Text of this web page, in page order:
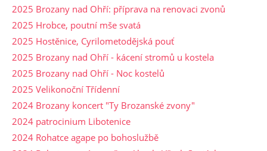
2025 Brozany nad Ohří: příprava na renovaci zvonů
2025 Hrobce, poutní mše svatá
2025 Hostěnice, Cyrilometodějská pouť
2025 Brozany nad Ohří - kácení stromů u kostela
2025 Brozany nad Ohří - Noc kostelů
2025 Velikonoční Třídenní
2024 Brozany koncert "Ty Brozanské zvony"
2024 patrocinium Libotenice
2024 Rohatce agape po bohoslužbě